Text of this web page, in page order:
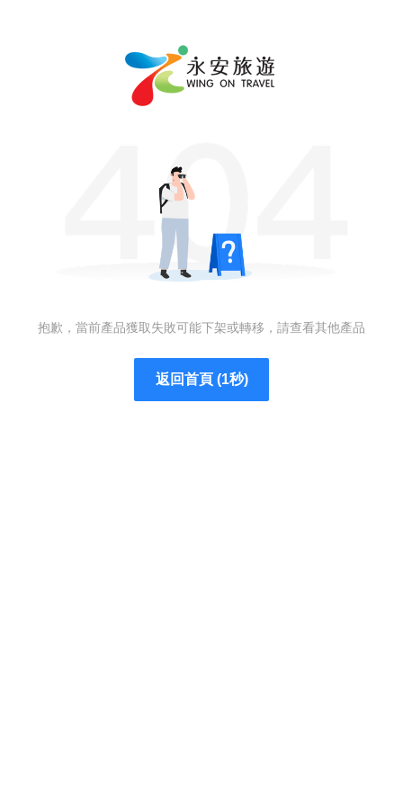
抱歉，當前產品獲取失敗可能下架或轉移，請查看其他產品
返回首頁 (1秒)